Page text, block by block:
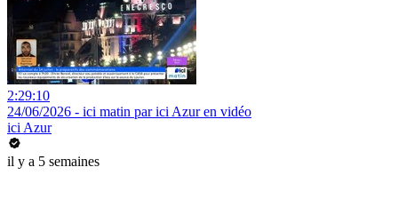
2:29:10
24/06/2026 - ici matin par ici Azur en vidéo
ici Azur
il y a 5 semaines